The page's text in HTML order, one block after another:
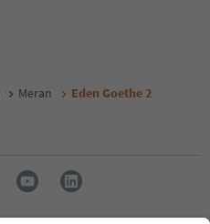
Meran Eden Goethe 2